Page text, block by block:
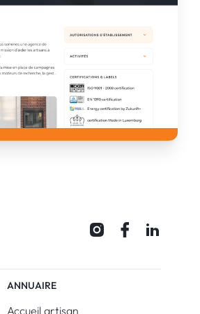
ANNUAIRE
Accueil artisan